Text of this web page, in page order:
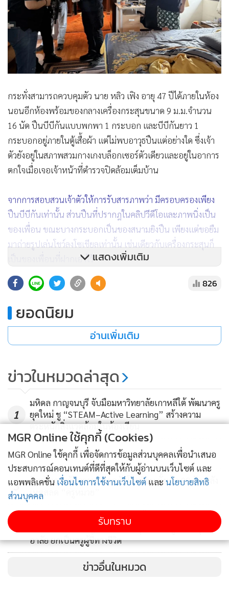
กระทั่งสามารถควบคุมตัว นาย หลิว เฟิง อายุ 47 ปีได้ภายในห้อง
นอนอีกห้องพร้อมของกลางเครื่องกระสุนขนาด 9 ม.ม.จำนวน
16 นัด ปืนบีบีกันแบบพกพา 1 กระบอก และบีบีกันยาว 1
กระบอกอยู่ภายในตู้เสื้อผ้า แต่ไม่พบอาวุธปืนแต่อย่างใด ซึ่งเจ้า
ตัวยังอยู่ในสภาพสวมกางเกงบล็อกเซอร์ตัวเดียวและอยู่ในอาการ
ตกใจเมื่อเจอเจ้าหน้าที่ตำรวจปิดล้อมเต็มบ้าน
จากการสอบสวนเจ้าตัวให้การรับสารภาพว่า มีครอบครองเพียง
ปืนบีบีกันเท่านั้น ส่วนปืนที่ปรากฎในคลิปวีดีโอและภาพนิ่งเป็น
ของเพื่อน ขณะบางกระบอกเป็นของสนามยิงปืน เพียงแต่ขอยืม
มาถ่ายรูปเล่นโชว์ลงโซเชียลเท่านั้น เช่นเดียวกับเครื่องกระสุนก็
เป็นของเพื่อนที่ฝากเอาไว้
เบื้องต้นทางเจ้าหน้าที่ได้ควบคุมตัวนาย หลิว เฟิง พร้อมของ
กลาง ทำการบันทึกจับกุมส่งพนักงานสอบสวน เพื่อดำเนินคดี
ตามกฎหมาย
แสดงเพิ่มเติม
826
ยอดนิยม
อ่านเพิ่มเติม
ข่าวในหมวดล่าสุด
1
มหิดล กาญจนบุรี จับมือมหาวิทยาลัยเกาหลีใต้ พัฒนาครู
ยุคใหม่ ชู “STEAM–Active Learning” สร้างความ
ตระหนักสิ่งแวดล้อมในห้องเรียน
2
3
รัฐเร่งยกระดับความปลอดภัยโรงเรียน ตั้งเป้า 90 วัน หลัง
เหตุสลด “ครูหมวย”
4
ในหลวง-พระราชินี พระราชทานน้ำหลวงอาบศพ “ครูห
มวย” รับศพไว้ในพระบรมราชานุเคราะห์ ลูกศิษย์สุด
อาลัย ยกเป็นครูผู้ชี้ทางชีวิต
ข่าวอื่นในหมวด
MGR Online ใช้คุกกี้ (Cookies)
MGR Online ใช้คุกกี้ เพื่อจัดการข้อมูลส่วนบุคคลเพื่อนำเสนอ
ประสบการณ์คอนเทนต์ที่ดีที่สุดให้กับผู้อ่านบนเว็บไซต์ และ
แอพพลิเคชั่น เงื่อนไขการใช้งานเว็บไซต์ และ นโยบายสิทธิ
ส่วนบุคคล
รับทราบ